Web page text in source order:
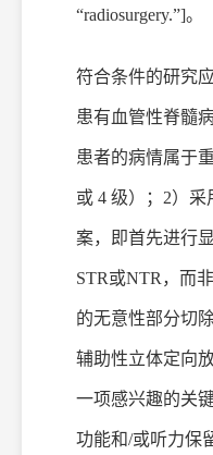
“radiosurgery.”]。
符合条件的研究
患有血管性脊髓
患者的病情属于
或 4 级）；2）
案，即首先进行
STR或NTR ，而
的无意性部分切
辅助性立体定向
一项感兴趣的关
功能和/或听力保